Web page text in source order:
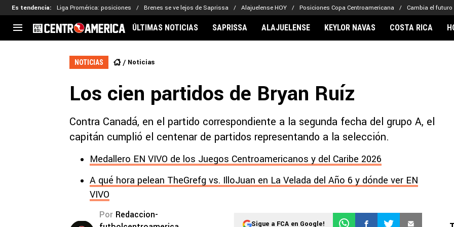
Es tendencia: Liga Promérica: posiciones Brenes se ve lejos de Saprissa Alajuelense HOY Posiciones Copa Centroamericana Cambia el
CENTROAMÉRICA
El Salvador
CONCACAF
Liga de Naciones
Eliminatorias
Copa de Campeones
Copa Centroamericana
Kervin Arriaga
Adalberto Carrasquilla
Nathaniel Méndez-Laing
Alajuelense
Comunicaciones
Municipal
Motagua
Real Estelí
Real Madrid
ÚLTIMAS NOTICIAS SAPRISSA ALAJUELENSE KEYLOR NAVAS COSTA RICA
NOTICIAS Noticias
Los cien partidos de Bryan Ruíz
Contra Canadá, en el partido correspondiente a la segunda fecha del grupo A, el
capitán cumplió el centenar de partidos representando a la selección.
Medallero EN VIVO de los Juegos Centroamericanos y del Caribe 2026
A qué hora pelean TheGrefg vs. IlloJuan en La Velada del Año 6 y dónde ver EN
VIVO
Por Redaccion-
Sigue a FCA en Google!